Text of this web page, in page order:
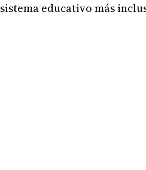
sistema educativo más